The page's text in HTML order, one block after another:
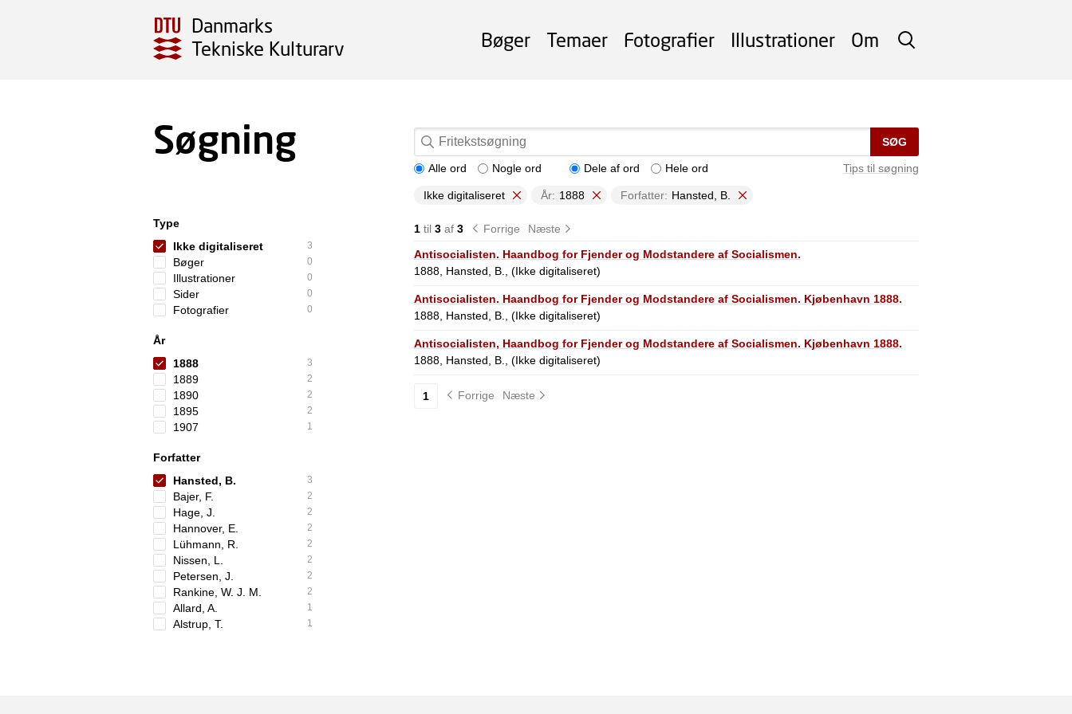
Danmarks
Tekniske Kulturarv
SØG
Bøger Temaer Fotografier Illustrationer Om
Søgning SØG
Tips til søgning
Alle ord Nogle ord Dele af ord Hele ord
Ikke digitaliseret År: 1888 Forfatter: Hansted, B.
Type
Ikke digitaliseret
3
Bøger 0
Illustrationer 0
Sider 0
Fotografier 0
År
1888
3
1889 2
1890 2
1895 2
1907 1
Forfatter
Hansted, B.
3
Bajer, F. 2
Hage, J. 2
Hannover, E. 2
Lühmann, R. 2
Nissen, L. 2
Petersen, J. 2
Rankine, W. J. M. 2
Allard, A. 1
Alstrup, T. 1
1til 3af 3 Forrige
Næste
Antisocialisten. Haandbog for Fjender og Modstandere af Socialismen.
1888, Hansted, B., (Ikke digitaliseret)
Antisocialisten. Haandbog for Fjender og Modstandere af Socialismen. Kjøbenhavn 1888.
1888, Hansted, B., (Ikke digitaliseret)
Antisocialisten, Haandbog for Fjender og Modstandere af Socialismen. Kjøbenhavn 1888.
1888, Hansted, B., (Ikke digitaliseret)
1 Forrige Næste